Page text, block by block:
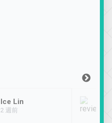
Ice Lin
2 週前